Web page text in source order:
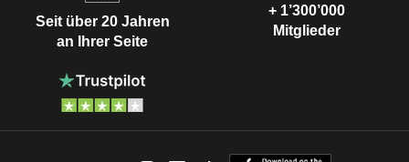
Seit über 20 Jahren
an Ihrer Seite
+ 1’300’000
Mitglieder